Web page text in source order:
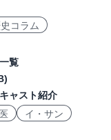
コラム
覧
ャスト紹介
イ・サン